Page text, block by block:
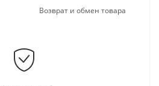
Возврат и обмен товара